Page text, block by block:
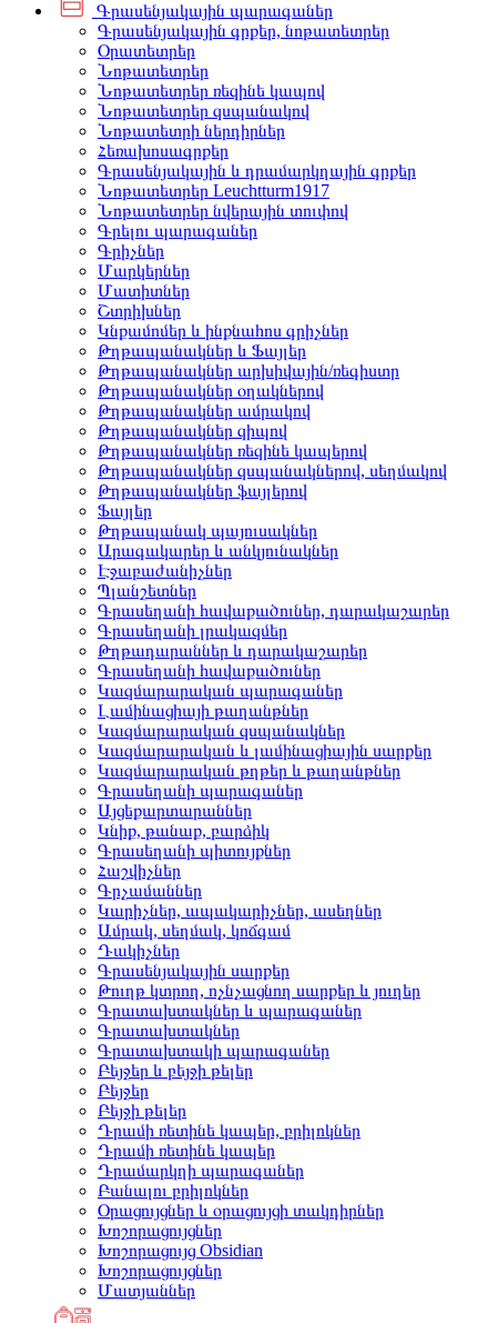
Գրասենյակային պարագաներ
Գրասենյակային գրքեր, նոթատետրեր
Օրատետրեր
Նոթատետրեր
Նոթատետրեր ռեզինե կապով
Նոթատետրեր զսպանակով
Նոթատետրի ներդիրներ
Հեռախոսագրքեր
Գրասենյակային և դրամարկղային գրքեր
Նոթատետրեր Leuchtturm1917
Նոթատետրեր նվերային տուփով
Գրելու պարագաներ
Գրիչներ
Մարկերներ
Մատիտներ
Շտրիխներ
Կնքամոմեր և ինքնահոս գրիչներ
Թղթապանակներ և Ֆայլեր
Թղթապանակներ արխիվային/ռեգիստր
Թղթապանակներ օղակներով
Թղթապանակներ ամրակով
Թղթապանակներ զիպով
Թղթապանակներ ռեզինե կապերով
Թղթապանակներ զսպանակներով, սեղմակով
Թղթապանակներ ֆայլերով
Ֆայլեր
Թղթապանակ պայուսակներ
Արագակարեր և անկյունակներ
Էջաբաժանիչներ
Պլանշետներ
Գրասեղանի հավաքածուներ, դարակաշարեր
Գրասեղանի լրակազմեր
Թղթադարաններ և դարակաշարեր
Գրասեղանի հավաքածուներ
Կազմարարական պարագաներ
Լամինացիայի թաղանթներ
Կազմարարական զսպանակներ
Կազմարարական և լամինացիային սարքեր
Կազմարարական թղթեր և թաղանթներ
Գրասեղանի պարագաներ
Այցեքարտարաններ
Կնիք, թանաք, բարձիկ
Գրասեղանի պիտույքներ
Հաշվիչներ
Գրչամաններ
Կարիչներ, ապակարիչներ, ասեղներ
Ամրակ, սեղմակ, կոճգամ
Դակիչներ
Գրասենյակային սարքեր
Թուղթ կտրող, ոչնչացնող սարքեր և յուղեր
Գրատախտակներ և պարագաներ
Գրատախտակներ
Գրատախտակի պարագաներ
Բեյջեր և բեյջի թելեր
Բեյջեր
Բեյջի թելեր
Դրամի ռետինե կապեր, բրիլոկներ
Դրամի ռետինե կապեր
Դրամարկղի պարագաներ
Բանալու բրիլոկներ
Օրացույցներ և օրացույցի տակդիրներ
Խոշորացույցներ
Խոշորացույց Obsidian
Խոշորացույցներ
Մատյաններ